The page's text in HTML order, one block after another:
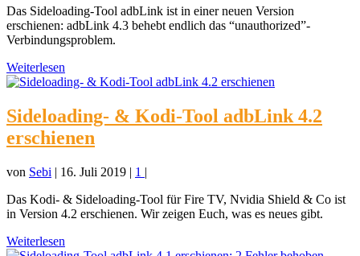
Das Sideloading-Tool adbLink ist in einer neuen Version
erschienen: adbLink 4.3 behebt endlich das “unauthorized”-
Verbindungsproblem.
Weiterlesen
Sideloading- & Kodi-Tool adbLink 4.2
erschienen
von Sebi | 16. Juli 2019 | 1 |
Das Kodi- & Sideloading-Tool für Fire TV, Nvidia Shield & Co ist
in Version 4.2 erschienen. Wir zeigen Euch, was es neues gibt.
Weiterlesen